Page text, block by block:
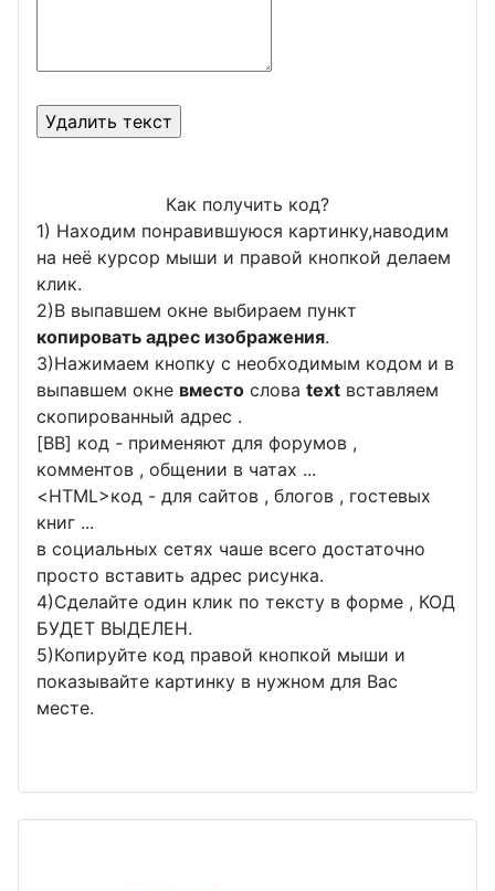
Как получить код?
1) Находим понравившуюся картинку,наводим
на неё курсор мыши и правой кнопкой делаем
клик.
2)В выпавшем окне выбираем пункт
копировать адрес изображения.
3)Нажимаем кнопку с необходимым кодом и в
выпавшем окне вместо слова text вставляем
скопированный адрес .
[BB] код - применяют для форумов ,
комментов , общении в чатах ...
<HTML>код - для сайтов , блогов , гостевых
книг ...
в социальных сетях чаше всего достаточно
просто вставить адрес рисунка.
4)Сделайте один клик по тексту в форме , КОД
БУДЕТ ВЫДЕЛЕН.
5)Копируйте код правой кнопкой мыши и
показывайте картинку в нужном для Вас
месте.